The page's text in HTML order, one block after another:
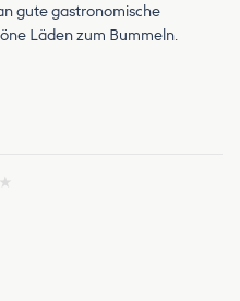
gute gastronomische
Läden zum Bummeln.
★